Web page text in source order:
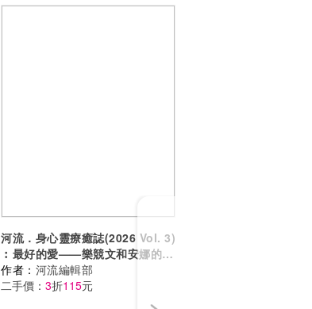
河流．身心靈療癒誌(2026 Vol. 3)
︰最好的愛——樂競文和安娜的母
女和解之路
作者： 河流編輯部
二手價： 3折115元